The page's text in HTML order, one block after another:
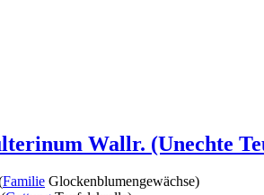
Wallr. (Unechte
Familie Glockenblumengewächse)